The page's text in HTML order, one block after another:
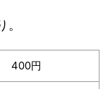
400円